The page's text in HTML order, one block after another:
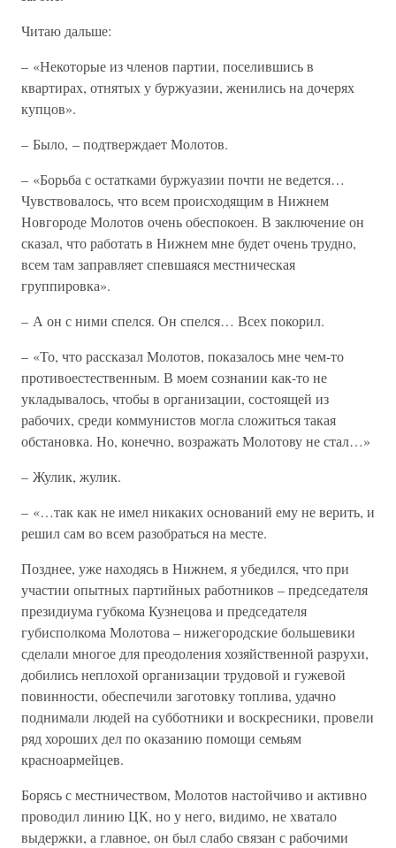
Читаю дальше:
– «Некоторые из членов партии, поселившись в
квартирах, отнятых у буржуазии, женились на дочерях
купцов».
– Было, – подтверждает Молотов.
– «Борьба с остатками буржуазии почти не ведется…
Чувствовалось, что всем происходящим в Нижнем
Новгороде Молотов очень обеспокоен. В заключение он
сказал, что работать в Нижнем мне будет очень трудно,
всем там заправляет спевшаяся местническая
группировка».
– А он с ними спелся. Он спелся… Всех покорил.
– «То, что рассказал Молотов, показалось мне чем-то
противоестественным. В моем сознании как-то не
укладывалось, чтобы в организации, состоящей из
рабочих, среди коммунистов могла сложиться такая
обстановка. Но, конечно, возражать Молотову не стал…»
– Жулик, жулик.
– «…так как не имел никаких оснований ему не верить, и
решил сам во всем разобраться на месте.
Позднее, уже находясь в Нижнем, я убедился, что при
участии опытных партийных работников – председателя
президиума губкома Кузнецова и председателя
губисполкома Молотова – нижегородские большевики
сделали многое для преодоления хозяйственной разрухи,
добились неплохой организации трудовой и гужевой
повинности, обеспечили заготовку топлива, удачно
поднимали людей на субботники и воскресники, провели
ряд хороших дел по оказанию помощи семьям
красноармейцев.
Борясь с местничеством, Молотов настойчиво и активно
проводил линию ЦК, но у него, видимо, не хватало
выдержки, а главное, он был слабо связан с рабочими